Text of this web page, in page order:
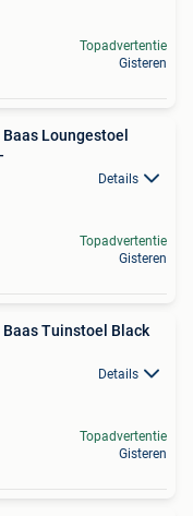
Topadvertentie
Gisteren
Loungestoel
Details
Topadvertentie
Gisteren
Baas Tuinstoel Black
Details
Topadvertentie
Gisteren